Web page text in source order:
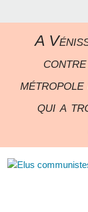
A
qui a